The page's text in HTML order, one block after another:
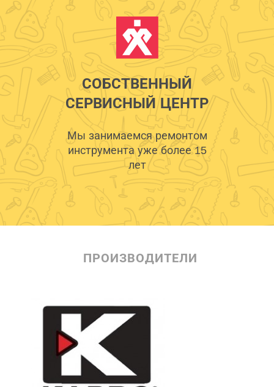
СОБСТВЕННЫЙ
СЕРВИСНЫЙ ЦЕНТР
Мы занимаемся ремонтом
инструмента уже более 15
лет
ПРОИЗВОДИТЕЛИ